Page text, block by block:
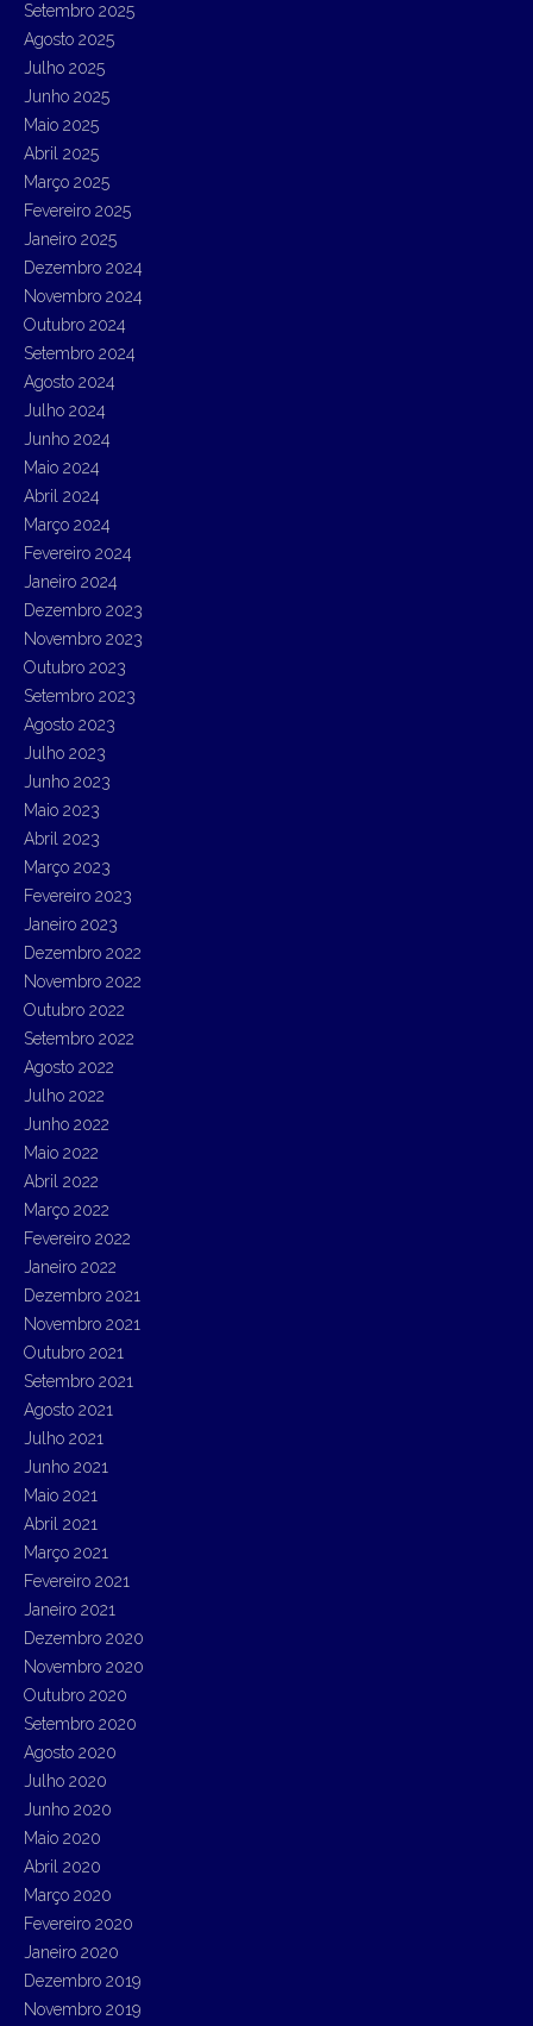
o
r
Setembro 2025
Agosto 2025
Julho 2025
Junho 2025
Maio 2025
Abril 2025
Março 2025
Fevereiro 2025
Janeiro 2025
Dezembro 2024
Novembro 2024
Outubro 2024
Setembro 2024
Agosto 2024
Julho 2024
Junho 2024
Maio 2024
Abril 2024
Março 2024
Fevereiro 2024
Janeiro 2024
Dezembro 2023
Novembro 2023
Outubro 2023
Setembro 2023
Agosto 2023
Julho 2023
Junho 2023
Maio 2023
Abril 2023
Março 2023
Fevereiro 2023
Janeiro 2023
Dezembro 2022
Novembro 2022
Outubro 2022
Setembro 2022
Agosto 2022
Julho 2022
Junho 2022
Maio 2022
Abril 2022
Março 2022
Fevereiro 2022
Janeiro 2022
Dezembro 2021
Novembro 2021
Outubro 2021
Setembro 2021
Agosto 2021
Julho 2021
Junho 2021
Maio 2021
Abril 2021
Março 2021
Fevereiro 2021
Janeiro 2021
Dezembro 2020
Novembro 2020
Outubro 2020
Setembro 2020
Agosto 2020
Julho 2020
Junho 2020
Maio 2020
Abril 2020
Março 2020
Fevereiro 2020
Janeiro 2020
Dezembro 2019
Novembro 2019